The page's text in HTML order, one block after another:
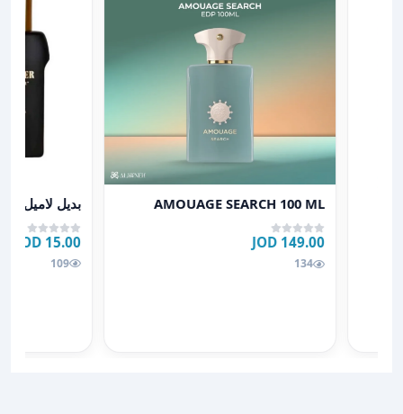
AMOUAGE SEARCH 100 ML
149.00 JOD
134
عرض تفاصيل
بديل لاميل لا
15.00 JOD
109